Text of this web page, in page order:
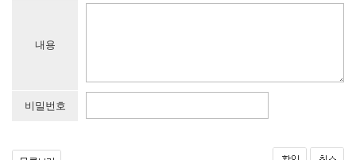
내용
비밀번호